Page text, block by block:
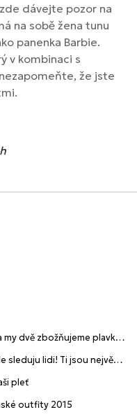
dávejte pozor na
na sobě žena tunu
panenka Barbie.
v kombinaci s
že jste
dvě zbožňujeme plavky“
sleduju lidi! Ti jsou největší
pleť
outfity 2015